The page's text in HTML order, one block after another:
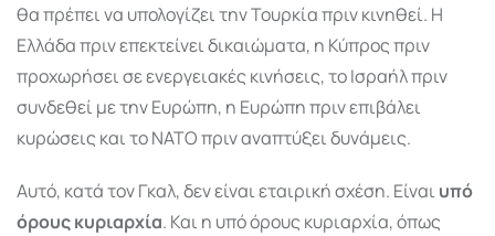
θα πρέπει να υπολογίζει την Τουρκία πριν κινηθεί. Η
Ελλάδα πριν επεκτείνει δικαιώματα, η Κύπρος πριν
προχωρήσει σε ενεργειακές κινήσεις, το Ισραήλ πριν
συνδεθεί με την Ευρώπη, η Ευρώπη πριν επιβάλει
κυρώσεις και το ΝΑΤΟ πριν αναπτύξει δυνάμεις.
Αυτό, κατά τον Γκαλ, δεν είναι εταιρική σχέση. Είναι υπό
όρους κυριαρχία. Και η υπό όρους κυριαρχία, όπως